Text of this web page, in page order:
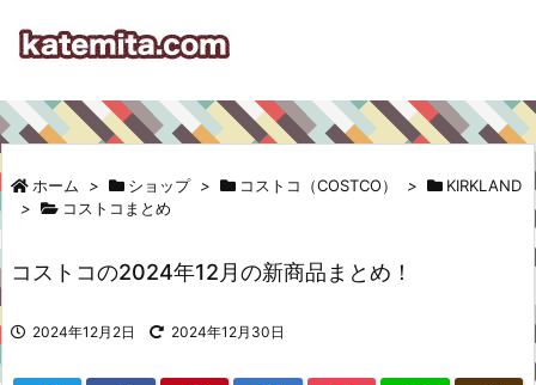
ホーム > ショップ > コストコ（COSTCO） >
KIRKLAND
>
コストコまとめ
コストコの2024年12月の新商品まとめ！
2024年12月2日 2024年12月30日